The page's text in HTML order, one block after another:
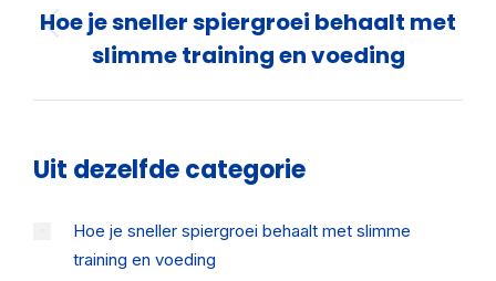
Previous
post:
Hoe je sneller spiergroei behaalt met
slimme training en voeding
Uit dezelfde categorie
Hoe je sneller spiergroei behaalt met slimme
training en voeding